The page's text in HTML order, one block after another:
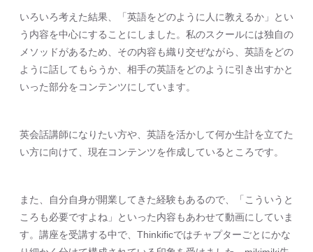
いろいろ考えた結果、「英語をどのように人に教えるか」とい
う内容を中心にすることにしました。私のスクールには独自の
メソッドがあるため、その内容も織り交ぜながら、英語をどの
ように話してもらうか、相手の英語をどのように引き出すかと
いった部分をコンテンツにしています。
英会話講師になりたい方や、英語を活かして何か生計を立てた
い方に向けて、現在コンテンツを作成しているところです。
また、自分自身が開業してきた経験もあるので、「こういうと
ころも必要ですよね」といった内容もあわせて動画にしていま
す。講座を受講する中で、Thinkificではチャプターごとにかな